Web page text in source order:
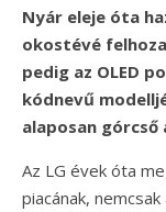
Nyár eleje óta
okostévé
pedig az OLED
kódnevű
alaposan górcső
Az LG évek óta
piacának,